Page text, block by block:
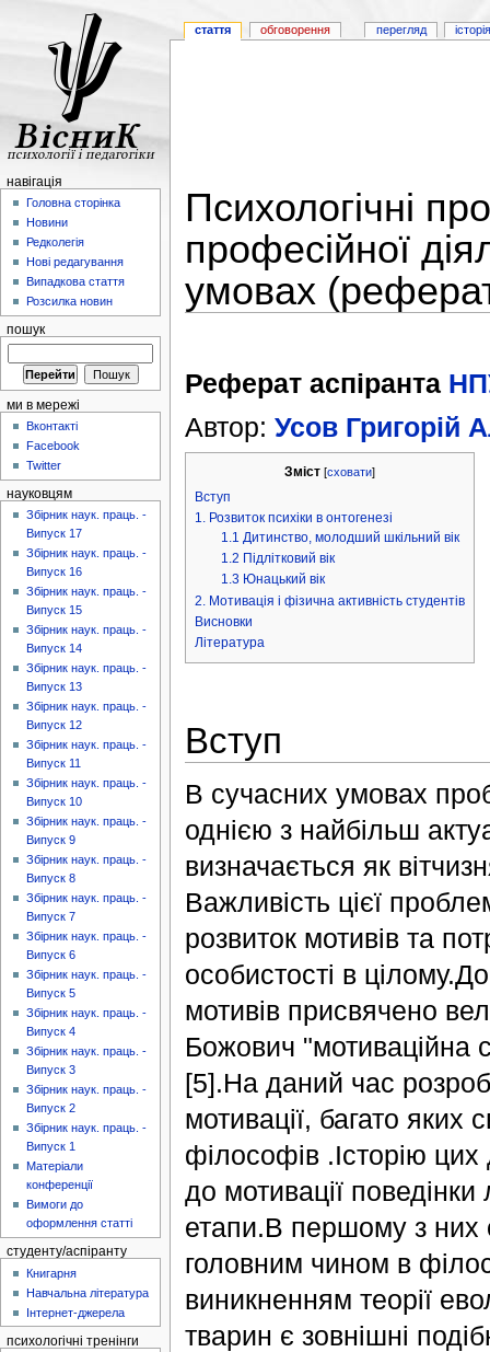
Психологічні
професійної
умовах
Реферат аспіранта
Автор: Усов Григорій
Зміст [сховати]
Вступ
1. Розвиток психіки в онтогенезі
1.1 Дитинство, молодший шкільний вік
1.2 Підлітковий вік
1.3 Юнацький вік
2. Мотивація і фізична активність студентів
Висновки
Література
Вступ
В сучасних умовах
однією з найбільш
визначається як
Важливість цієї
розвиток мотивів та
особистості в
мотивів присвячено
Божович
[5].На даний час
мотивації, багато яких
філософів .Історію цих
до мотивації
етапи.В першому з них
головним чином в
виникненням теорії
тварин є зовнішні
стаття обговорення перегляд
навігація
Головна сторінка
Новини
Редколегія
Нові редагування
Випадкова стаття
Розсилка новин
пошук
ми в мережі
Вконтакті
Facebook
Twitter
науковцям
Збірник наук. праць. -
Випуск 17
Збірник наук. праць. -
Випуск 16
Збірник наук. праць. -
Випуск 15
Збірник наук. праць. -
Випуск 14
Збірник наук. праць. -
Випуск 13
Збірник наук. праць. -
Випуск 12
Збірник наук. праць. -
Випуск 11
Збірник наук. праць. -
Випуск 10
Збірник наук. праць. -
Випуск 9
Збірник наук. праць. -
Випуск 8
Збірник наук. праць. -
Випуск 7
Збірник наук. праць. -
Випуск 6
Збірник наук. праць. -
Випуск 5
Збірник наук. праць. -
Випуск 4
Збірник наук. праць. -
Випуск 3
Збірник наук. праць. -
Випуск 2
Збірник наук. праць. -
Випуск 1
Матеріали
конференції
Вимоги до
оформлення статті
студенту/аспіранту
Книгарня
Навчальна література
Інтернет-джерела
психологічні тренінги